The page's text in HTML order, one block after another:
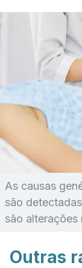
As causas
são
são alterações
Outras